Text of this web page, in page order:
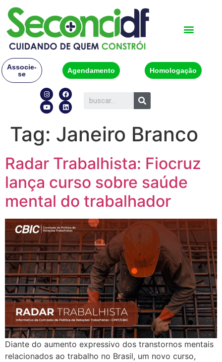
Associe-
se
Agendamento Homologação
Tag: Janeiro Branco
Radar Trabalhista: Fiocruz
lança curso sobre saúde
mental do trabalhador
Diante do aumento expressivo dos transtornos mentais
relacionados ao trabalho no Brasil, um novo curso,